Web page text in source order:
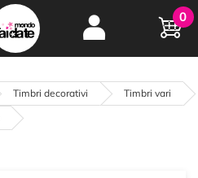
Hobby e
creatività...
oltre 15 anni online
0
Timbri decorativi
Timbri vari